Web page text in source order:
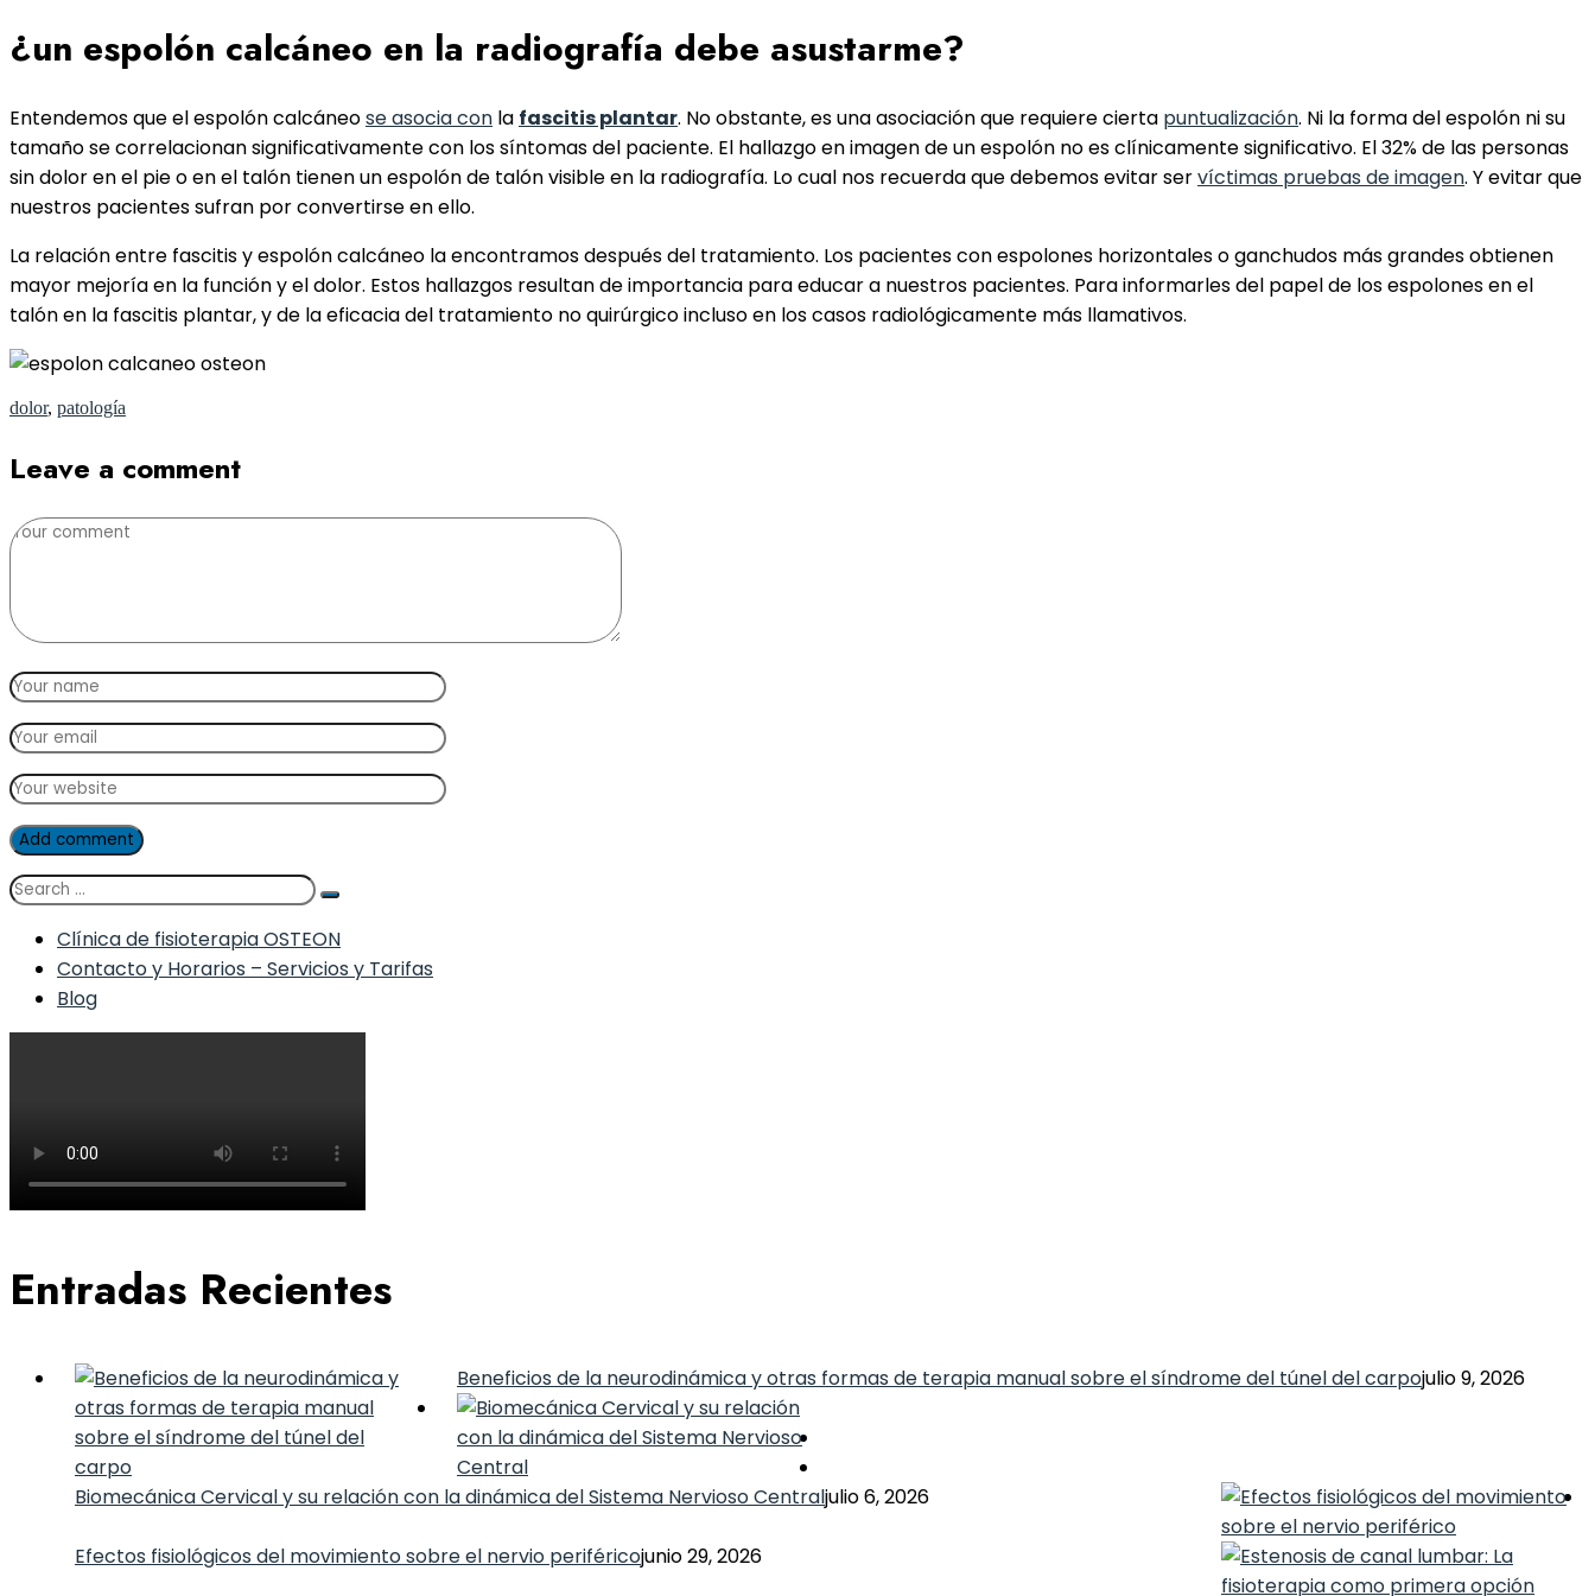
¿un espolón calcáneo en la radiografía debe asustarme?
Entendemos que el espolón calcáneose asocia con la fascitis plantar. No obstante, es una asociación que requiere cierta puntualización. Ni la forma del espolón ni su
tamaño se correlacionan significativamente con los síntomas del paciente. El hallazgo en imagen de un espolón no es clínicamente significativo. El 32% de las personas
sin dolor en el pie o en el talón tienen un espolón de talón visible en la radiografía. Lo cual nos recuerda que debemos evitar servíctimas pruebas de imagen. Y evitar que
nuestros pacientes sufran por convertirse en ello.
La relación entre fascitis y espolón calcáneo la encontramos después del tratamiento. Los pacientes con espolones horizontales o ganchudos más grandes obtienen
mayor mejoría en la función y el dolor. Estos hallazgos resultan de importancia para educar a nuestros pacientes. Para informarles del papel de los espolones en el
talón en la fascitis plantar, y de la eficacia del tratamiento no quirúrgico incluso en los casos radiológicamente más llamativos.
dolor, patología
Leave a comment
Add comment
Clínica de fisioterapia OSTEON
Contacto y Horarios – Servicios y Tarifas
Blog
Entradas Recientes
Beneficios de la neurodinámica y otras formas de terapia manual sobre el síndrome del túnel del carpojulio 9, 2026
Biomecánica Cervical y su relación con la dinámica del Sistema Nervioso Centraljulio 6, 2026
Efectos fisiológicos del movimiento sobre el nervio periféricojunio 29, 2026